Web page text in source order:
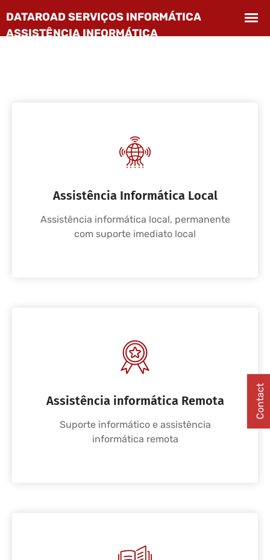
Assistência Informática Local
Assistência informática local, permanente
com suporte imediato local
Assistência informática Remota
Suporte informático e assistência
informática remota
Contact